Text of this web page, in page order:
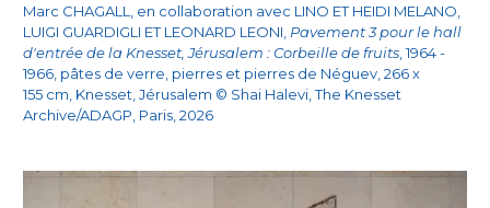
Marc CHAGALL, en collaboration avec LINO ET HEIDI MELANO,
LUIGI GUARDIGLI ET LEONARD LEONI, Pavement 3 pour le hall
d'entrée de la Knesset, Jérusalem : Corbeille de fruits , 1964 -
1966, pâtes de verre, pierres et pierres de Néguev, 266 x
155 cm, Knesset, Jérusalem © Shai Halevi, The Knesset
Archive/ADAGP, Paris, 2026